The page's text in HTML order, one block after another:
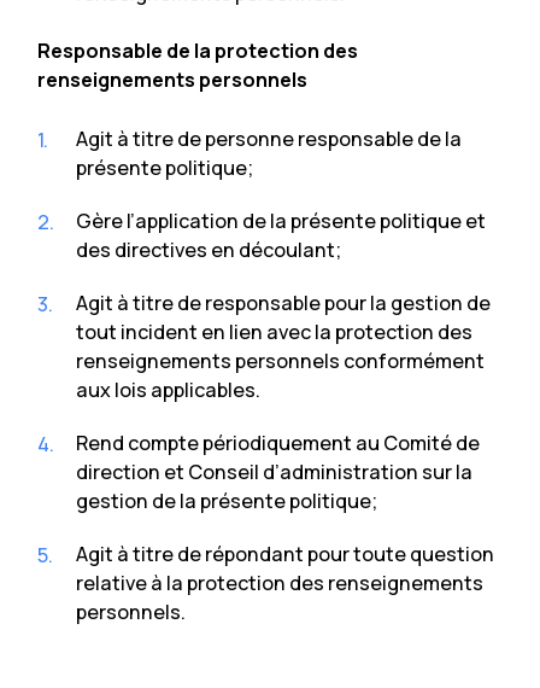
Responsable de la protection des
renseignements personnels
Agit à titre de personne responsable de la
présente politique;
Gère l’application de la présente politique et
des directives en découlant;
Agit à titre de responsable pour la gestion de
tout incident en lien avec la protection des
renseignements personnels conformément
aux lois applicables.
Rend compte périodiquement au Comité de
direction et Conseil d’administration sur la
gestion de la présente politique;
Agit à titre de répondant pour toute question
relative à la protection des renseignements
personnels.